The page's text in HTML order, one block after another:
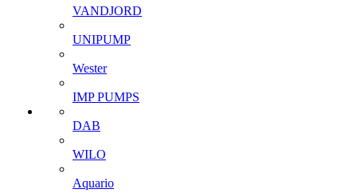
VANDJORD
UNIPUMP
Wester
IMP PUMPS
DAB
WILO
Aquario